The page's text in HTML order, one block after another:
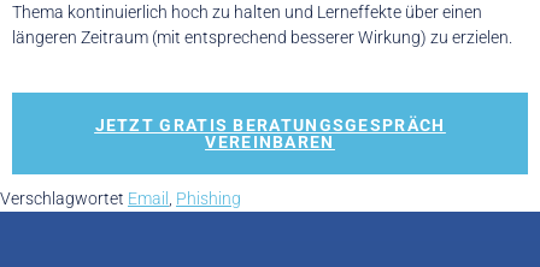
Thema kontinuierlich hoch zu halten und Lerneffekte über einen
längeren Zeitraum (mit entsprechend besserer Wirkung) zu erzielen.
JETZT GRATIS BERATUNGSGESPRÄCH
VEREINBAREN
Verschlagwortet Email Phishing